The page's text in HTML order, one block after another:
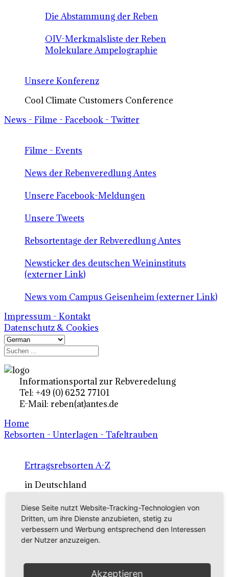
Die Abstammung der Reben
OIV-Merkmalsliste der Reben
Molekulare Ampelographie
Unsere Konferenz
Cool Climate Customers Conference
News - Filme - Facebook - Twitter
Filme - Events
News der Rebenveredlung Antes
Unsere Facebook-Meldungen
Unsere Tweets
Rebsortentage der Rebveredlung Antes
Newsticker des deutschen Weininstituts
(externer Link)
News vom Campus Geisenheim (externer Link)
Impressum - Kontakt
Datenschutz & Cookies
Informationsportal zur Rebveredelung
Tel: +49 (0) 6252 77101
E-Mail: reben(at)antes.de
Home
Rebsorten - Unterlagen - Tafeltrauben
Ertragsrebsorten A-Z
in Deutschland
Rebsorten international
externe Links
Tafeltraubensorten
Diese Seite nutzt Website-Tracking-Technologien von
Dritten, um ihre Dienste anzubieten, stetig zu
verbessern und Werbung entsprechend den Interessen
der Nutzer anzuzeigen.
Akzeptieren